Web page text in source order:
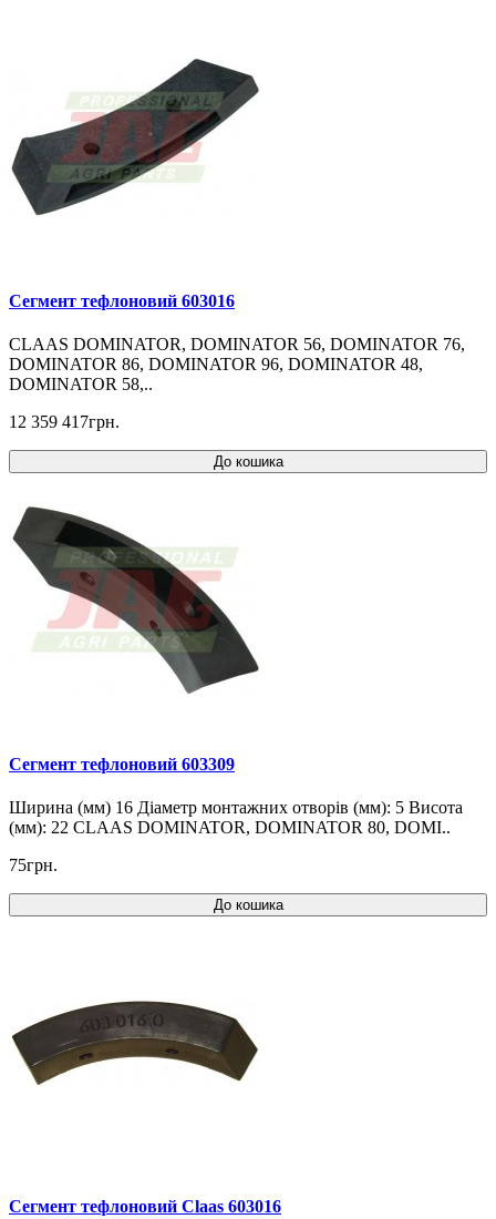
Cегмент тефлоновий 603016
CLAAS DOMINATOR, DOMINATOR 56, DOMINATOR 76,
DOMINATOR 86, DOMINATOR 96, DOMINATOR 48,
DOMINATOR 58,..
12 359 417грн.
До кошика
Cегмент тефлоновий 603309
Ширина (мм) 16 Діаметр монтажних отворів (мм): 5 Висота
(мм): 22 CLAAS DOMINATOR, DOMINATOR 80, DOMI..
75грн.
До кошика
Cегмент тефлоновий Claas 603016